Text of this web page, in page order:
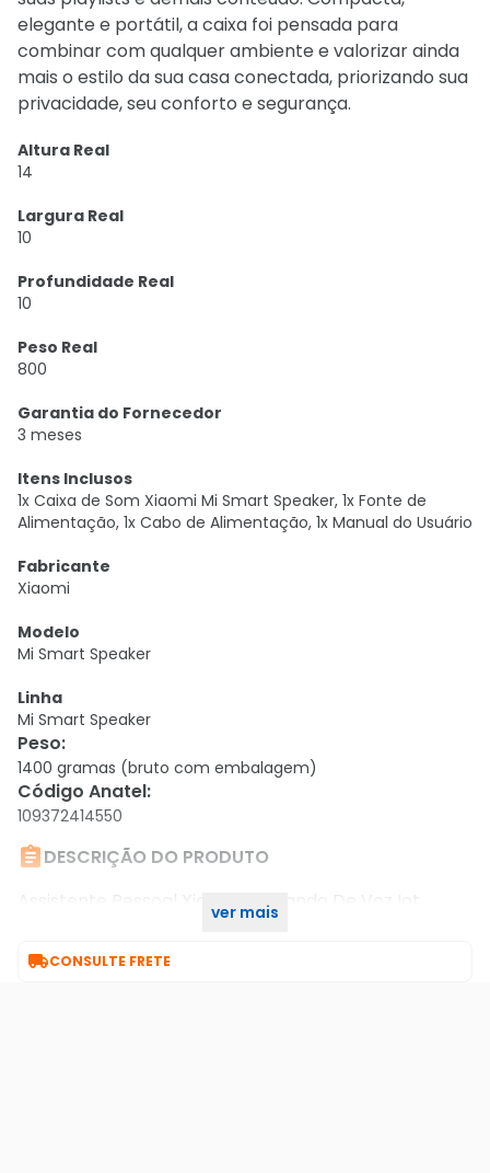
elegante e portátil, a caixa foi pensada para
combinar com qualquer ambiente e valorizar ainda
mais o estilo da sua casa conectada, priorizando sua
privacidade, seu conforto e segurança.
Altura Real
14
Largura Real
10
Profundidade Real
10
Peso Real
800
Garantia do Fornecedor
3 meses
Itens Inclusos
1x Caixa de Som Xiaomi Mi Smart Speaker, 1x Fonte de
Alimentação, 1x Cabo de Alimentação, 1x Manual do Usuário
Fabricante
Xiaomi
Modelo
Mi Smart Speaker
Linha
Mi Smart Speaker
Peso:
1400 gramas (bruto com embalagem)
Código Anatel:
109372414550
DESCRIÇÃO DO PRODUTO
Assistente Pessoal Xiaomi Comando De Voz Iot
ver mais
CONSULTE FRETE